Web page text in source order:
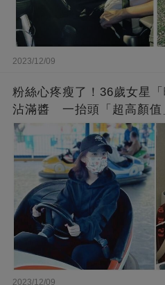
2023/12/09
粉絲心疼瘦了！36歲女星
沾滿醬 一抬頭「超高顏值
麗!
2023/12/09